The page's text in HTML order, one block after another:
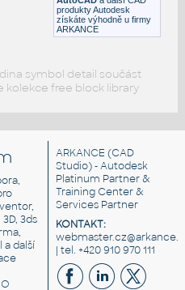
produkty Autodesk
získáte výhodně u firmy
ARKANCE
symbol detail součást
kolekce free block library
3ds
a další
O
ARKANCE (CAD
Studio) - Autodesk
Platinum Partner &
Training Center &
Services Partner
KONTAKT:
| tel. +420 910 970 111